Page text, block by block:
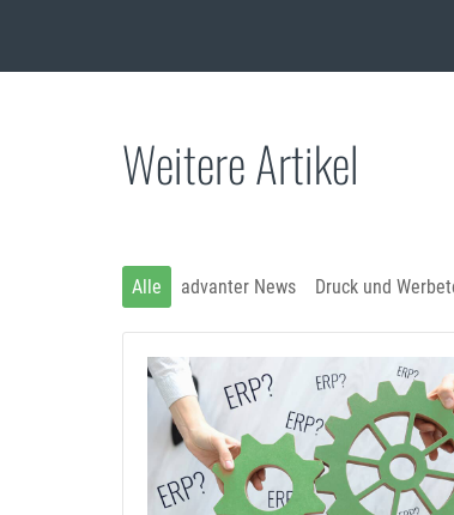
Weitere Artikel
advanter News Druck und
Alle